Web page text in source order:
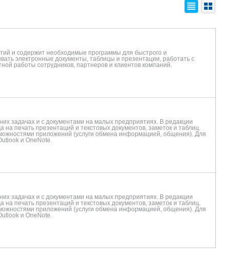
и содержит необходимые программы для быстрого и
электронные документы, таблицы и презентации, работать с
работы сотрудников, партнеров и клиентов компаний.
задачах и с документами на малых предприятиях. В редакции
печать презентаций и текстовых документов, заметок и таблиц.
приложений (услуги обмена информацией, общения). Для
и OneNote.
задачах и с документами на малых предприятиях. В редакции
печать презентаций и текстовых документов, заметок и таблиц.
приложений (услуги обмена информацией, общения). Для
и OneNote.